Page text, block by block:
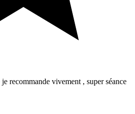
recommande vivement , super séance